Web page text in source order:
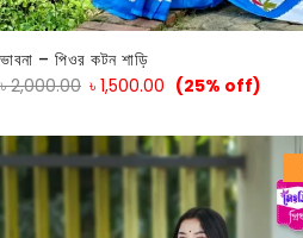
ভাবনা – পিওর কটন শাড়ি
৳2,000.00 ৳ 1,500.00 (25% off)